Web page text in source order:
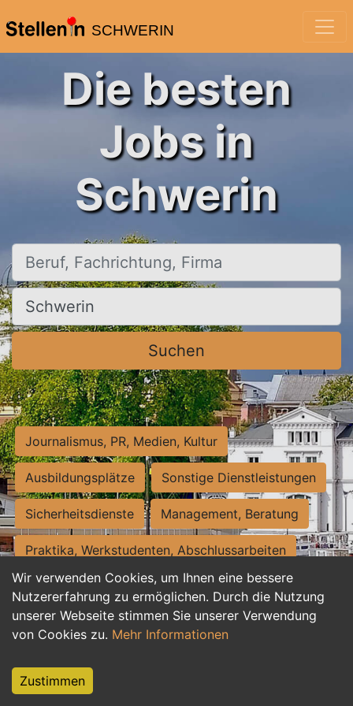
SCHWERIN
Wir verwenden Cookies, um Ihnen eine bessere
Nutzererfahrung zu ermöglichen. Durch die Nutzung
unserer Webseite stimmen Sie unserer Verwendung
von Cookies zu. Mehr Informationen
Zustimmen
Die besten
Jobs in
Schwerin
Beruf, Fachrichtung, Firma
Ort, Stadt
Suchen
Journalismus, PR, Medien, Kultur
Ausbildungsplätze Sonstige Dienstleistungen
Sicherheitsdienste Management, Beratung
Praktika, Werkstudenten, Abschlussarbeiten
Personalwesen Assistenz, Sekretariat
Hilfskräfte, Aushilfs- und Nebenjobs
Weiterbildung, Studium, duale Ausbildung